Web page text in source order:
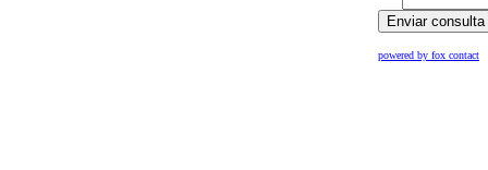
powered by fox contact